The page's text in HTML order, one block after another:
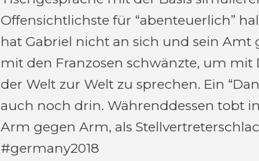
Offensichtlichste für “abenteuerlich”
hat Gabriel nicht an sich und sein Amt
mit den Franzosen schwänzte, um mit
der Welt zur Welt zu sprechen. Ein
auch noch drin. Währenddessen tobt
Arm gegen Arm, als
#germany2018